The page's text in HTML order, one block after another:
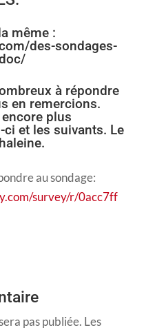
même :
des-sondages-
à répondre
en remercions.
plus
et les suivants. Le
au sondage:
survey/r/0acc7ff
pas publiée. Les